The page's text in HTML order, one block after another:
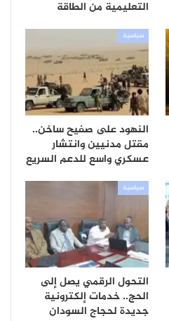
التعليمية من الطاقة
سياسية
النهود على صفيح ساخن..
مقتل مدنيين وانتشار
عسكري واسع للدعم السريع
سياسية
التحول الرقمي يصل إلى
الحج.. خدمات إلكترونية
جديدة لحجاج السودان